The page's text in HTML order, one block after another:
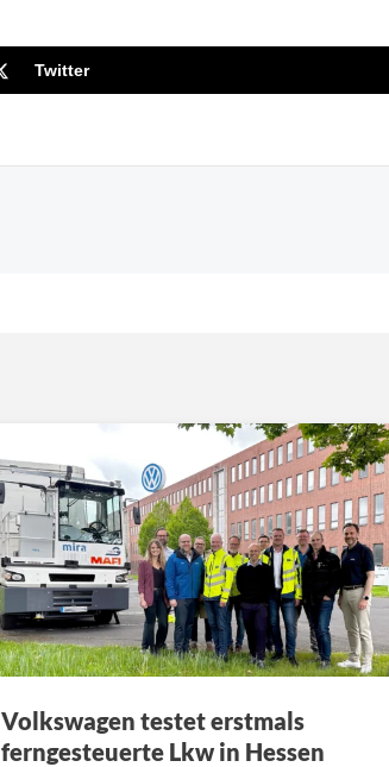
Twitter
Volkswagen testet erstmals
ferngesteuerte Lkw in Hessen